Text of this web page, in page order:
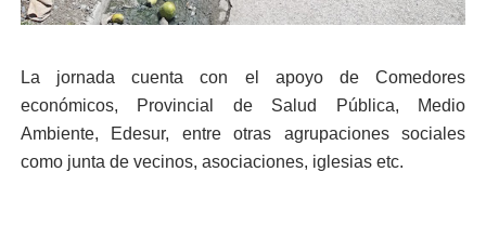
La jornada cuenta con el apoyo de Comedores
económicos, Provincial de Salud Pública, Medio
Ambiente, Edesur, entre otras agrupaciones sociales
como junta de vecinos, asociaciones, iglesias etc.